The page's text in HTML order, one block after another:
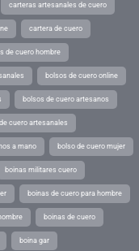
carteras artesanales de cuero
cartera de cuero
de cuero hombre
bolsos de cuero online
bolsos de cuero artesanos
cuero artesanales
a mano bolso de cuero mujer
boinas militares cuero
boinas de cuero para hombre
boinas de cuero
boina gar